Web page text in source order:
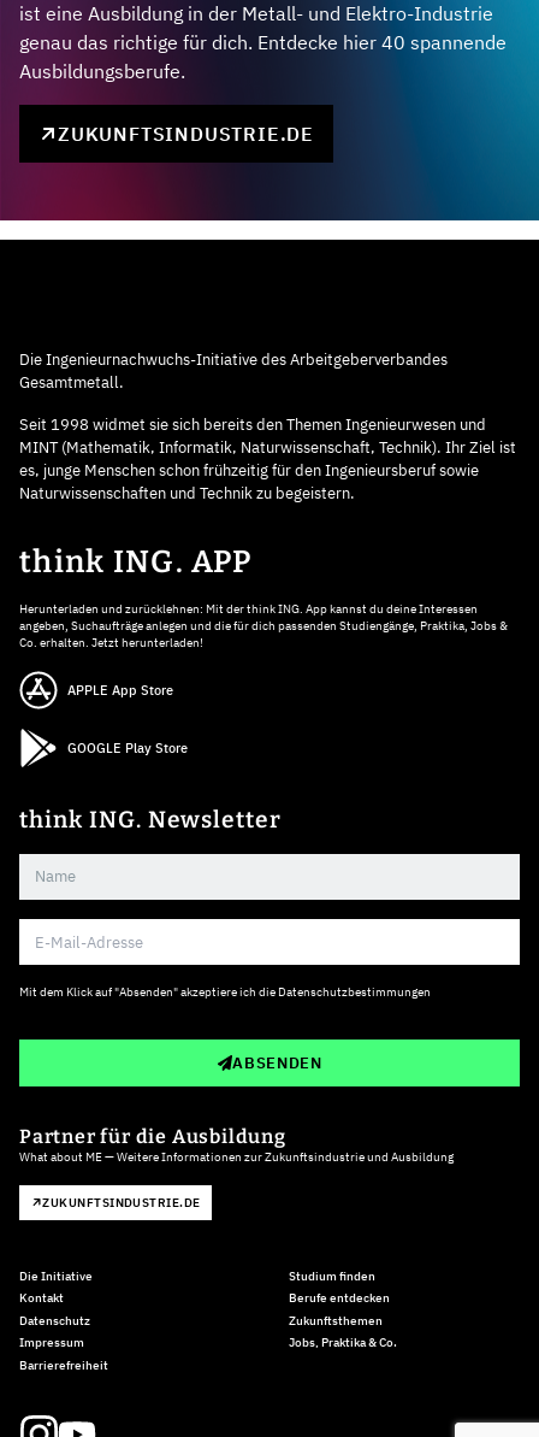
ist eine Ausbildung in der Metall- und Elektro-Industrie
genau das richtige für dich. Entdecke hier 40 spannende
Ausbildungsberufe.
ZUKUNFTSINDUSTRIE.DE
Die Ingenieurnachwuchs-Initiative des Arbeitgeberverbandes
Gesamtmetall.
Seit 1998 widmet sie sich bereits den Themen Ingenieurwesen und
MINT (Mathematik, Informatik, Naturwissenschaft, Technik). Ihr Ziel ist
es, junge Menschen schon frühzeitig für den Ingenieursberuf sowie
Naturwissenschaften und Technik zu begeistern.
think ING. APP
Herunterladen und zurücklehnen: Mit der think ING. App kannst du deine Interessen
angeben, Suchaufträge anlegen und die für dich passenden Studiengänge, Praktika, Jobs &
Co. erhalten. Jetzt herunterladen!
APPLE App Store
GOOGLE Play Store
think ING. Newsletter
Mit dem Klick auf "Absenden" akzeptiere ich die Datenschutzbestimmungen
ABSENDEN
Partner für die Ausbildung
What about ME — Weitere Informationen zur Zukunftsindustrie und Ausbildung
ZUKUNFTSINDUSTRIE.DE
Die Initiative
Kontakt
Datenschutz
Impressum
Barrierefreiheit
Studium finden
Berufe entdecken
Zukunftsthemen
Jobs, Praktika & Co.